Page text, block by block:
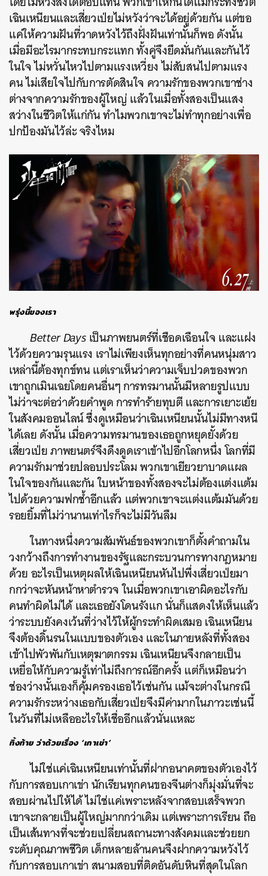
เฉินเหนียนและเสี่ยวเป่ยไม่หวังว่าจะได้อยู่ด้วยกัน แต่ขอ
แค่ให้ความฝันที่วาดหวังไว้ถึงฝั่งฝันเท่านั้นก็พอ ดังนั้น
เมื่อมีอะไรมากระทบกระแทก ทั้งคู่จึงยึดมั่นกันและกันไว้
ในใจ ไม่หวั่นไหวไปตามแรงเหวี่ยง ไม่สับสนไปตามแรง
คน ไม่เสียใจไปกับการตัดสินใจ ความรักของพวกเขาช่าง
ต่างจากความรักของผู้ใหญ่ แล้วในเมื่อทั้งสองเป็นแสง
สว่างในชีวิตให้แก่กัน ทำไมพวกเขาจะไม่ทำทุกอย่างเพื่อ
ปกป้องมันไว้ล่ะ จริงไหม
พรุ่งนี้ของเรา
Better Daysเป็นภาพยนตร์ที่เชือดเฉือนใจ และแฝง
ไว้ด้วยความรุนแรง เราไม่เพียงเห็นทุกอย่างที่คนหนุ่มสาว
เหล่านี้ต้องทุกข์ทน แต่เราเห็นว่าความเจ็บปวดของพวก
เขาถูกเมินเฉยโดยคนอื่นๆ การทรมานนั้นมีหลายรูปแบบ
ไม่ว่าจะต่อว่าด้วยคำพูด การทำร้ายทุบตี และการเยาะเย้ย
ในสังคมออนไลน์ ซึ่งดูเหมือนว่าเฉินเหนียนนั้นไม่มีทางหนี
ได้เลย ดังนั้น เมื่อความทรมานของเธอถูกหยุดยั้งด้วย
เสี่ยวเป่ย ภาพยนตร์จึงดึงดูดเราเข้าไปอีกโลกหนึ่ง โลกที่มี
ความรักมาช่วยปลอบประโลม พวกเขาเยียวยาบาดแผล
ในใจของกันและกัน ใบหน้าของทั้งสองจะไม่ต้องแต่งแต้ม
ไปด้วยความฟกช้ำอีกแล้ว แต่พวกเขาจะแต่งแต้มมันด้วย
รอยยิ้มที่ไม่ว่านานเท่าไรก็จะไม่มีวันลืม
ในทางหนึ่งความสัมพันธ์ของพวกเขาก็ตั้งคำถามใน
วงกว้างถึงการทำงานของรัฐและกระบวนการทางกฎหมาย
ด้วย อะไรเป็นเหตุผลให้เฉินเหนียนหันไปพึ่งเสี่ยวเป่ยมา
กกว่าจะหันหน้าหาตำรวจในเมื่อพวกเขาเอาผิดอะไรกับ
คนทำผิดไม่ได้ และเธอยังโดนรังแก นั่นก็แสดงให้เห็นแล้ว
ว่าระบบยังคงเว้นที่ว่างไว้ให้ผู้กระทำผิดเสมอ เฉินเหนียน
จึงต้องดิ้นรนในแบบของตัวเอง และในภายหลังที่ทั้งสอง
เข้าไปพัวพันกับเหตุฆาตกรรม เฉินเหนียนจึงกลายเป็น
เหยื่อให้กับความรู้เท่าไม่ถึงการณ์อีกครั้ง แต่ก็เหมือนว่า
ช่องว่างนั้นเองก็คุ้มครองเธอไว้เช่นกัน แม้จะต่างในกรณี
ความรักระหว่างเธอกับเสี่ยวเป่ยจึงมีค่ามากในภาวะเช่นนี้
ในวันที่ไม่เหลืออะไรให้เชื่ออีกแล้วนั่นแหละ
ทิ้งท้าย ว่าด้วยเรื่อง ‘เกาเข่า’
ไม่ใช่แค่เฉินเหนียนเท่านั้นที่ฝากอนาคตของตัวเองไว้
กับการสอบเกาเข่า นักเรียนทุกคนของจีนต่างก็มุ่งมั่นที่จะ
สอบผ่านไปให้ได้ ไม่ใช่แค่เพราะหลังจากสอบเสร็จพวก
เขาจะกลายเป็นผู้ใหญ่มากกว่าเดิม แต่เพราะการเรียน ถือ
เป็นเส้นทางที่จะช่วยเปลี่ยนสถานะทางสังคมและช่วยยก
ระดับคุณภาพชีวิต เด็กหลายล้านคนจึงฝากความหวังไว้
กับการสอบเกาเข่า สนามสอบที่ติดอันดับหินที่สุดในโลก